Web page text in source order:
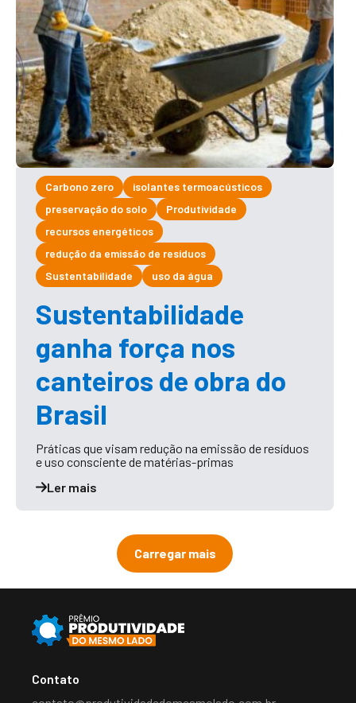
Carbono zero
isolantes termoacústicos
preservação do solo
Produtividade
recursos energéticos
redução da emissão de resíduos
Sustentabilidade
uso da água
Sustentabilidade
ganha força nos
canteiros de obra do
Brasil
Práticas que visam redução na emissão de resíduos
e uso consciente de matérias-primas
Ler mais
Carregar mais
Contato